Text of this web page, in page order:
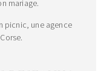
mariage.
picnic, une agence